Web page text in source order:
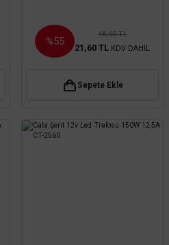
%55
48,00 TL
21,60 TL KDV DAHİL
Sepete Ekle